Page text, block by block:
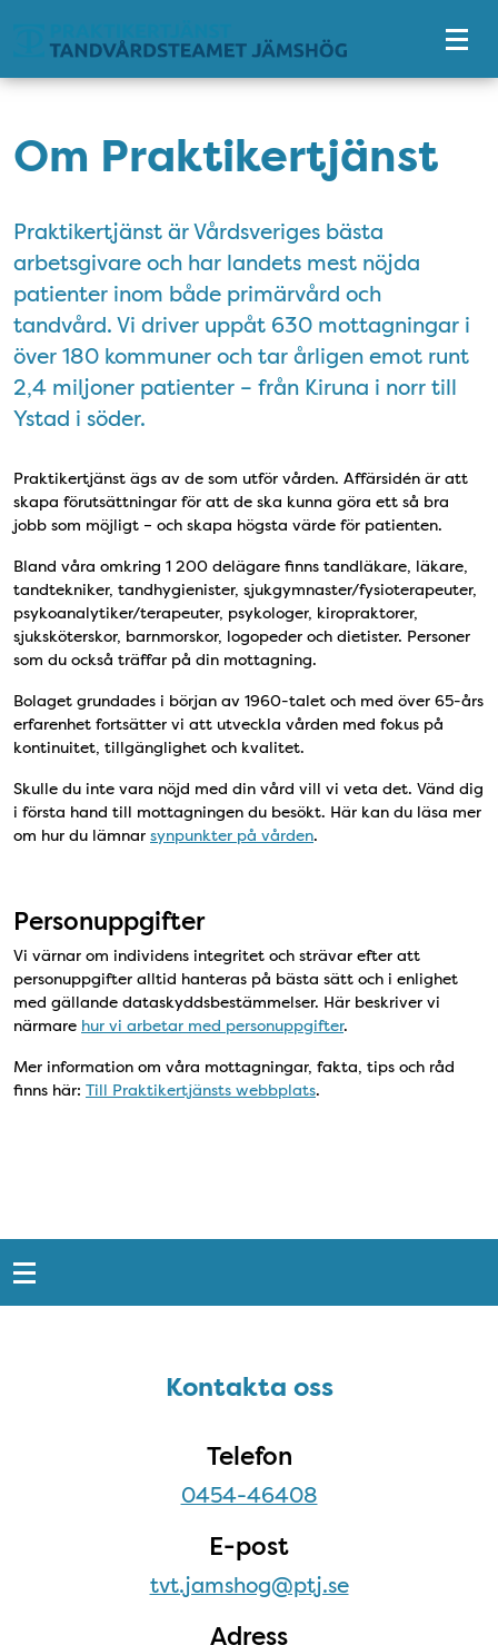
Om Praktikertjänst
Praktikertjänst är Vårdsveriges bästa
arbetsgivare och har landets mest nöjda
patienter inom både primärvård och
tandvård. Vi driver uppåt 630 mottagningar i
över 180 kommuner och tar årligen emot runt
2,4 miljoner patienter – från Kiruna i norr till
Ystad i söder.
Praktikertjänst ägs av de som utför vården. Affärsidén är att
skapa förutsättningar för att de ska kunna göra ett så bra
jobb som möjligt – och skapa högsta värde för patienten.
Bland våra omkring 1 200 delägare finns tandläkare, läkare,
tandtekniker, tandhygienister, sjukgymnaster/fysioterapeuter,
psykoanalytiker/terapeuter, psykologer, kiropraktorer,
sjuksköterskor, barnmorskor, logopeder och dietister. Personer
som du också träffar på din mottagning.
Bolaget grundades i början av 1960-talet och med över 65-års
erfarenhet fortsätter vi att utveckla vården med fokus på
kontinuitet, tillgänglighet och kvalitet.
Skulle du inte vara nöjd med din vård vill vi veta det. Vänd dig
i första hand till mottagningen du besökt. Här kan du läsa mer
om hur du lämnar synpunkter på vården.
Personuppgifter
Vi värnar om individens integritet och strävar efter att
personuppgifter alltid hanteras på bästa sätt och i enlighet
med gällande dataskyddsbestämmelser. Här beskriver vi
närmare hur vi arbetar med personuppgifter.
Mer information om våra mottagningar, fakta, tips och råd
finns här: Till Praktikertjänsts webbplats.
Snabblänkar
Kontakta ossKontakta oss
Telefon
0454-46408
E-post
tvt.jamshog@ptj.se
Adress